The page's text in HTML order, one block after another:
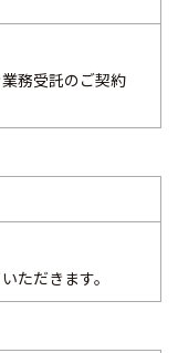
務受託のご契約
ただきます。